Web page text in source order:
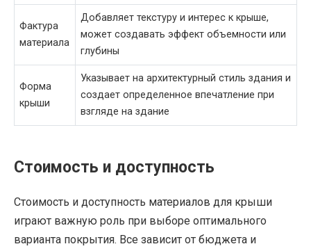
Фактура
материала
Добавляет текстуру и интерес к крыше,
может создавать эффект объемности или
глубины
Форма
крыши
Указывает на архитектурный стиль здания и
создает определенное впечатление при
взгляде на здание
Стоимость и доступность
Стоимость и доступность материалов для крыши
играют важную роль при выборе оптимального
варианта покрытия. Все зависит от бюджета и